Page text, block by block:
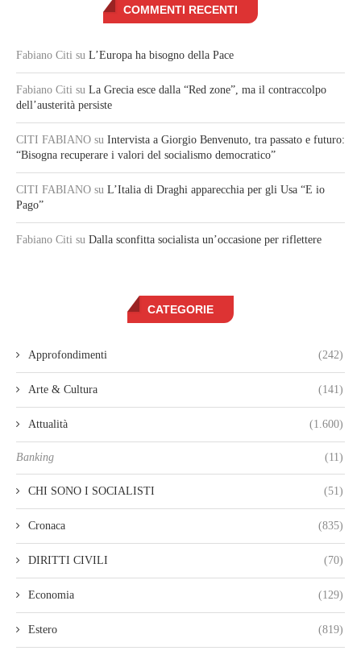
COMMENTI RECENTI
Fabiano Citi su L’Europa ha bisogno della Pace
Fabiano Citi su La Grecia esce dalla “Red zone”, ma il contraccolpo
dell’austerità persiste
CITI FABIANO su Intervista a Giorgio Benvenuto, tra passato e futuro:
“Bisogna recuperare i valori del socialismo democratico”
CITI FABIANO su L’Italia di Draghi apparecchia per gli Usa “E io
Pago”
Fabiano Citi su Dalla sconfitta socialista un’occasione per riflettere
CATEGORIE
Approfondimenti (242)
Arte & Cultura (141)
Attualità (1.600)
Banking (11)
CHI SONO I SOCIALISTI (51)
Cronaca (835)
DIRITTI CIVILI (70)
Economia (129)
Estero (819)